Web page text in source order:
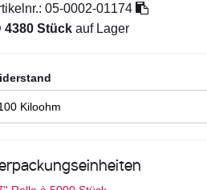
05-0002-01174
4380 Stück auf Lager
Kiloohm